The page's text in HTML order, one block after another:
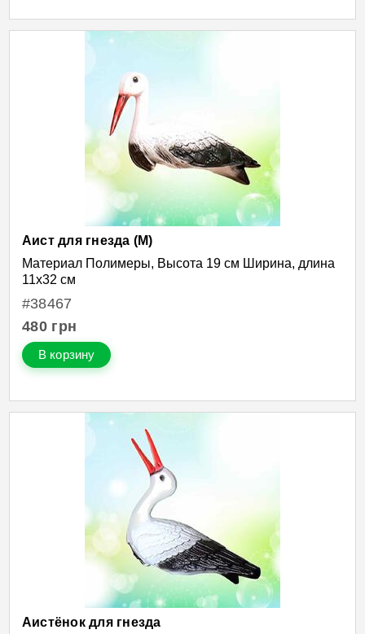
Аист для гнезда (М)
Материал Полимеры, Высота 19 см Ширина, длина
11х32 см
#38467
480 грн
В корзину
Аистёнок для гнезда